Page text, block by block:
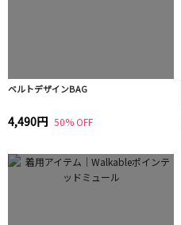
ベルトデザインBAG
4,490円 50% OFF